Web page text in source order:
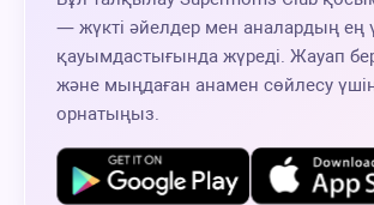
— жүкті әйелдер мен аналардың ең
қауымдастығында жүреді. Жауап
және мыңдаған анамен сөйлесу
орнатыңыз.